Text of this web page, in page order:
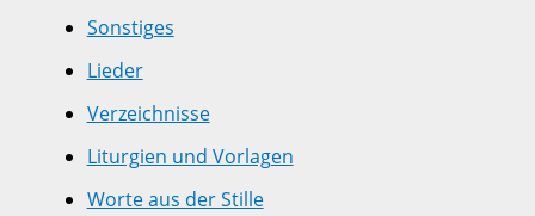
Sonstiges
Lieder
Verzeichnisse
Liturgien und Vorlagen
Worte aus der Stille